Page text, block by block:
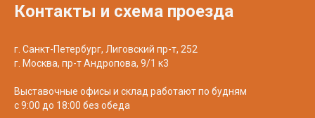
Контакты и схема проезда
г. Санкт-Петербург, Лиговский пр-т, 252
г. Москва, пр-т Андропова, 9/1 к3
Выставочные офисы и склад работают по будням
с 9:00 до 18:00 без обеда